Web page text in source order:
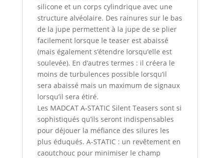
silicone et un corps cylindrique avec une
structure alvéolaire. Des rainures sur le bas
de la jupe permettent à la jupe de se plier
facilement lorsque le teaser est abaissé
(mais également s’étendre lorsqu’elle est
soulevée). En d’autres termes : il créera le
moins de turbulences possible lorsqu’il
sera abaissé mais un maximum de signaux
lorsqu’il sera étiré.
Les MADCAT A-STATIC Silent Teasers sont si
sophistiqués qu’ils seront indispensables
pour déjouer la méfiance des silures les
plus éduqués. A-STATIC : un revêtement en
caoutchouc pour minimiser le champ